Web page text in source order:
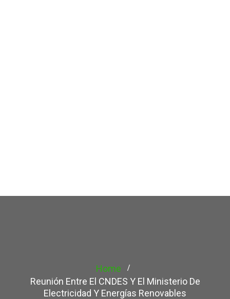
Home
Reunión Entre El CNDES Y El Ministerio De
Electricidad Y Energías Renovables